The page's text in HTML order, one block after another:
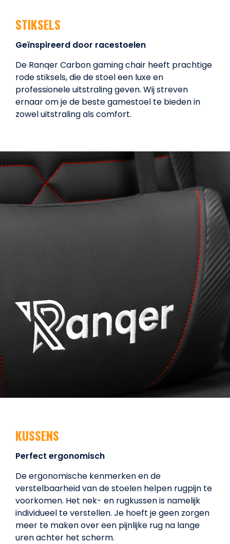
STIKSELS
Geïnspireerd door racestoelen
De Ranqer Carbon gaming chair heeft prachtige
rode stiksels, die de stoel een luxe en
professionele uitstraling geven. Wij streven
ernaar om je de beste gamestoel te bieden in
zowel uitstraling als comfort.
KUSSENS
Perfect ergonomisch
De ergonomische kenmerken en de
verstelbaarheid van de stoelen helpen rugpijn te
voorkomen. Het nek- en rugkussen is namelijk
individueel te verstellen. Je hoeft je geen zorgen
meer te maken over een pijnlijke rug na lange
uren achter het scherm.